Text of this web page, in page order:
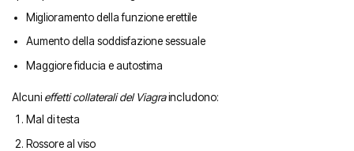
Miglioramento della funzione erettile
Aumento della soddisfazione sessuale
Maggiore fiducia e autostima
Alcuni effetti collaterali del Viagraincludono:
Mal di testa
Rossore al viso